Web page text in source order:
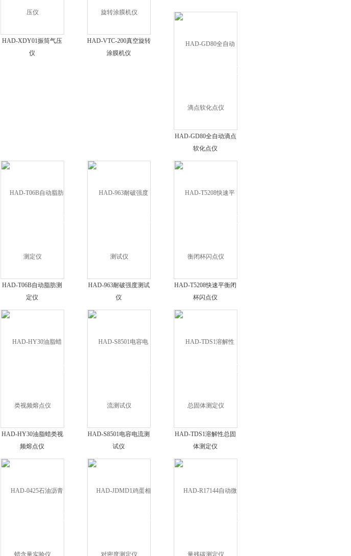
HAD-XDY01振筒气压
仪
HAD-VTC-200真空旋转
涂膜机仪
HAD-GD80全自动滴点
软化点仪
HAD-T06B自动脂肪测
定仪
HAD-963耐破强度测试
仪
HAD-T5208快速平衡闭
杯闪点仪
HAD-HY30油脂蜡类视
频熔点仪
HAD-S8501电容电流测
试仪
HAD-TDS1溶解性总固
体测定仪